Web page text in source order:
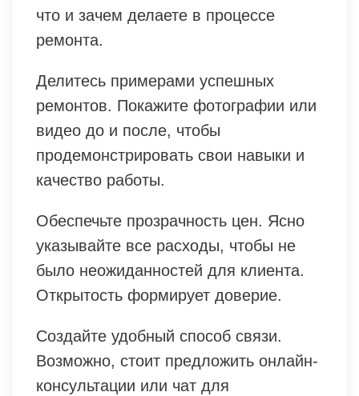
что и зачем делаете в процессе
ремонта.
Делитесь примерами успешных
ремонтов. Покажите фотографии или
видео до и после, чтобы
продемонстрировать свои навыки и
качество работы.
Обеспечьте прозрачность цен. Ясно
указывайте все расходы, чтобы не
было неожиданностей для клиента.
Открытость формирует доверие.
Создайте удобный способ связи.
Возможно, стоит предложить онлайн-
консультации или чат для